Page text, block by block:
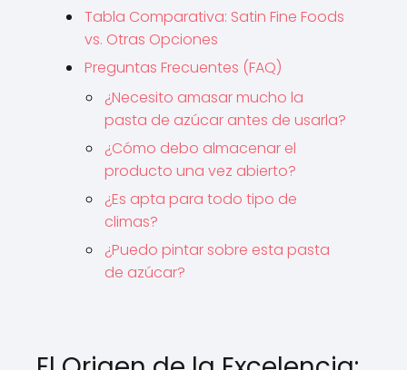
Tabla Comparativa: Satin Fine Foods
vs. Otras Opciones
Preguntas Frecuentes (FAQ)
¿Necesito amasar mucho la
pasta de azúcar antes de usarla?
¿Cómo debo almacenar el
producto una vez abierto?
¿Es apta para todo tipo de
climas?
¿Puedo pintar sobre esta pasta
de azúcar?